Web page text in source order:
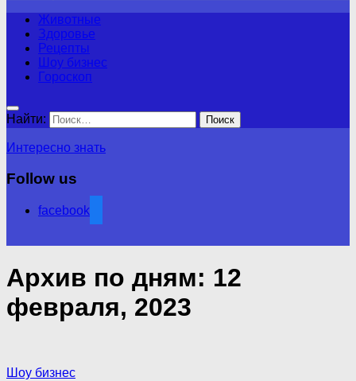
Животные
Здоровье
Рецепты
Шоу бизнес
Гороскоп
Найти:
Интересно знать
Follow us
facebook
Архив по дням: 12
февраля, 2023
Шоу бизнес